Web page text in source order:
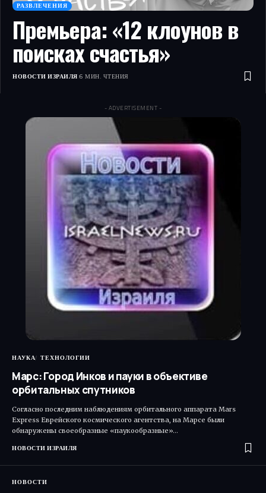
РАЗВЛЕЧЕНИЯ
Премьера: «12 клоунов в
поисках счастья»
НОВОСТИ ИЗРАИЛЯ 6 МИН. ЧТЕНИЯ
- ADVERTISEMENT -
НАУКА ТЕХНОЛОГИИ
Марс: Город Инков и пауки в объективе
орбитальных спутников
Согласно последним наблюдениям орбитального аппарата Mars
Express Еврейского космического агентства, на Марсе были
обнаружены своеобразные «паукообразные»…
НОВОСТИ ИЗРАИЛЯ
НОВОСТИ